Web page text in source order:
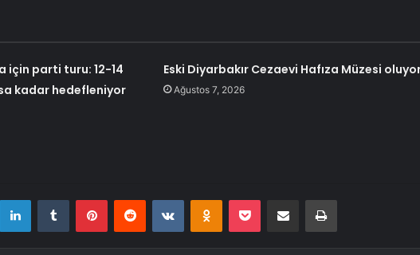
için parti turu: 12-14
kadar hedefleniyor
Eski Diyarbakır Cezaevi Hafıza Müzesi
Ağustos 7, 2026
LinkedInTumblr PinterestReddit VKontakteOdnoklassniki
Pocket E-Posta ile paylaş Yazdır